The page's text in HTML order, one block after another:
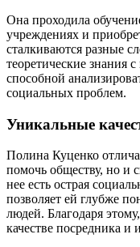
Она проходила
учреждениях и
сталкиваются разные
теоретические знания
способной
социальных проблем.
Уникальные
Полина Куценко
помочь обществу, но и
нее есть острая
позволяет ей глубже
людей. Благодаря
качестве посредника